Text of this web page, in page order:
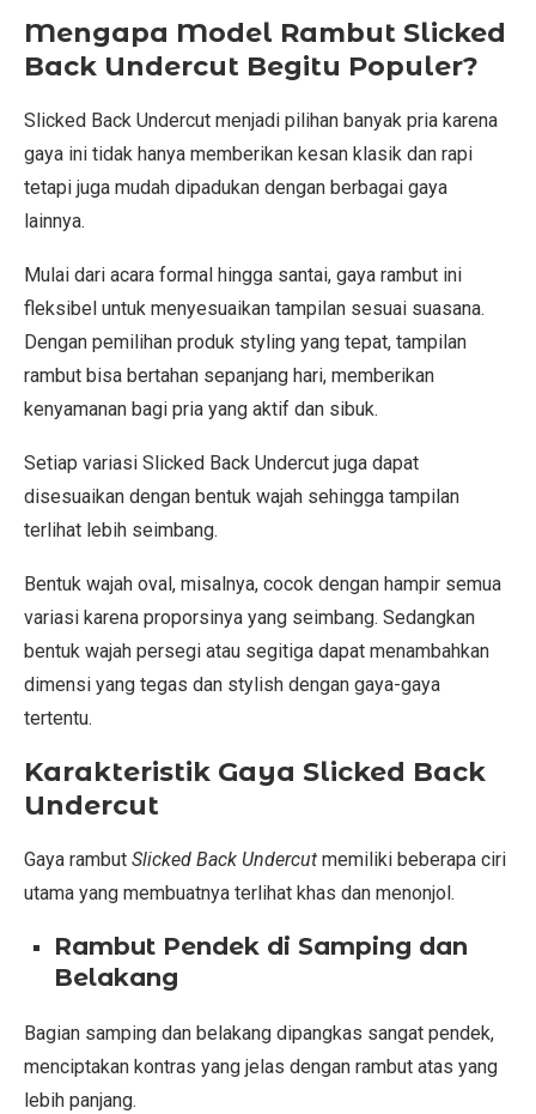
Mengapa Model Rambut Slicked
Back Undercut Begitu Populer?
Slicked Back Undercut menjadi pilihan banyak pria karena
gaya ini tidak hanya memberikan kesan klasik dan rapi
tetapi juga mudah dipadukan dengan berbagai gaya
lainnya.
Mulai dari acara formal hingga santai, gaya rambut ini
fleksibel untuk menyesuaikan tampilan sesuai suasana.
Dengan pemilihan produk styling yang tepat, tampilan
rambut bisa bertahan sepanjang hari, memberikan
kenyamanan bagi pria yang aktif dan sibuk.
Setiap variasi Slicked Back Undercut juga dapat
disesuaikan dengan bentuk wajah sehingga tampilan
terlihat lebih seimbang.
Bentuk wajah oval, misalnya, cocok dengan hampir semua
variasi karena proporsinya yang seimbang. Sedangkan
bentuk wajah persegi atau segitiga dapat menambahkan
dimensi yang tegas dan stylish dengan gaya-gaya
tertentu.
Karakteristik Gaya Slicked Back
Undercut
Gaya rambut Slicked Back Undercut memiliki beberapa ciri
utama yang membuatnya terlihat khas dan menonjol.
Rambut Pendek di Samping dan
Belakang
Bagian samping dan belakang dipangkas sangat pendek,
menciptakan kontras yang jelas dengan rambut atas yang
lebih panjang.